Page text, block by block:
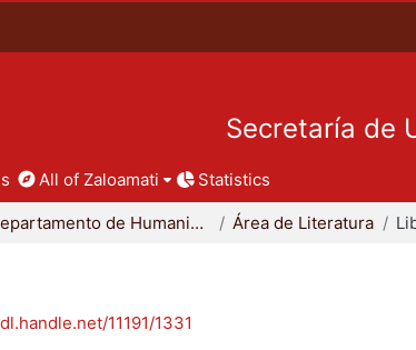
Secretaría de
All of Zaloamati Statistics
Departamento de Humanidades Área de Literatura
11191/1331